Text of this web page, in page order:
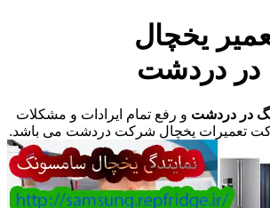
یخچال
دردشت
در دردشت و رفع تمام ایرادات و مشکلات
تعمیرات یخچال شرکت دردشت می باشد.